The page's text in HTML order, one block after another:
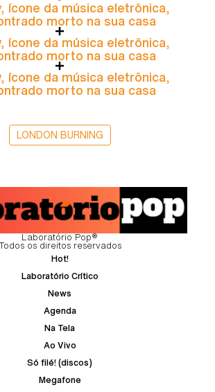
ícone da música eletrônica,
morto na sua casa
ícone da música eletrônica,
morto na sua casa
ícone da música eletrônica,
morto na sua casa
LONDON BURNING
Laboratório Pop®
Todos os direitos reservados
Hot!
Laboratório Crítico
News
Agenda
Na Tela
Ao Vivo
Só filé! (discos)
Megafone